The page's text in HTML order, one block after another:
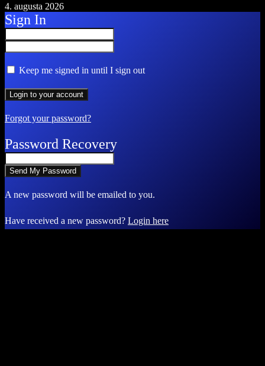
4. augusta 2026
Sign In
Keep me signed in until I sign out
Forgot your password?
Password Recovery
A new password will be emailed to you.
Have received a new password? Login here